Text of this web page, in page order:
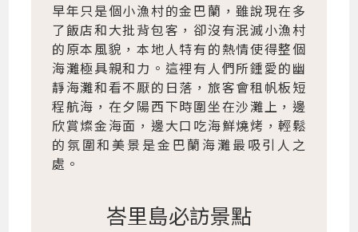
早年只是個小漁村的金巴蘭，雖說現在多
了飯店和大批背包客，卻沒有泯滅小漁村
的原本風貌，本地人特有的熱情使得整個
海灘極具親和力。這裡有人們所鍾愛的幽
靜海灘和看不厭的日落，旅客會租帆板短
程航海，在夕陽西下時圍坐在沙灘上，邊
欣賞燦金海面，邊大口吃海鮮燒烤，輕鬆
的氛圍和美景是金巴蘭海灘最吸引人之
處。
峇里島必訪景點